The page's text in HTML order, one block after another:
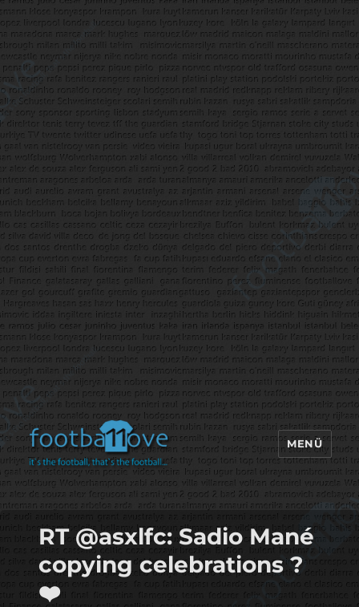
footbaLLove
MENÜ
RT @asxlfc: Sadio Mané
copying celebrations ?
❤️